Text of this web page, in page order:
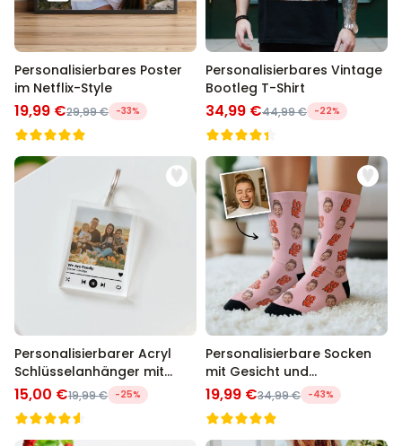
Personalisierbares Poster
im Netflix-Style
19,99 €29,99 € -33%
Personalisierbares Vintage
Bootleg T-Shirt
34,99 €44,99 € -22%
Personalisierbarer Acryl
Schlüsselanhänger mit
Foto und Song
15,00 €19,99 € -25%
Personalisierbare Socken
mit Gesicht und
verschiedenen Designs
19,99 €34,99 € -43%